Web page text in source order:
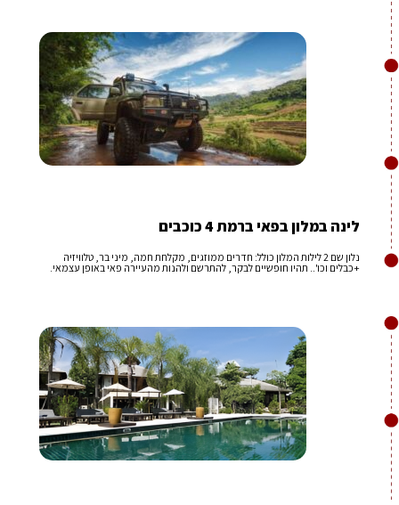
לינה במלון בפאי ברמת 4 כוכבים
נלון שם 2 לילות המלון כולל: חדרים ממוזגים, מקלחת חמה, מיני בר, טלוויזיה
+כבלים וכו'.. תהיו חופשיים לבקר, להתרשם ולהנות מהעיירה פאי באופן עצמאי.